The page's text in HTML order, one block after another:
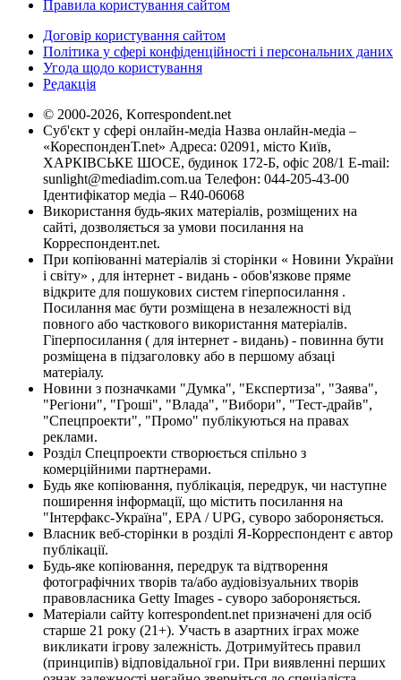
Правила користування сайтом
Договір користування сайтом
Політика у сфері конфіденційності і персональних даних
Угода щодо користування
Редакція
© 2000-2026, Korrespondent.net
Суб'єкт у сфері онлайн-медіа Назва онлайн-медіа –
«КореспонденТ.net» Адреса: 02091, місто Київ,
ХАРКІВСЬКЕ ШОСЕ, будинок 172-Б, офіс 208/1 E-mail:
sunlight@mediadim.com.ua Телефон: 044-205-43-00
Ідентифікатор медіа – R40-06068
Використання будь-яких матеріалів, розміщених на
сайті, дозволяється за умови посилання на
Корреспондент.net.
При копіюванні матеріалів зі сторінки « Новини України
і світу» , для інтернет - видань - обов'язкове пряме
відкрите для пошукових систем гіперпосилання .
Посилання має бути розміщена в незалежності від
повного або часткового використання матеріалів.
Гіперпосилання ( для інтернет - видань) - повинна бути
розміщена в підзаголовку або в першому абзаці
матеріалу.
Новини з позначками "Думка", "Експертиза", "Заява",
"Регіони", "Гроші", "Влада", "Вибори", "Тест-драйв",
"Спецпроекти", "Промо" публікуються на правах
реклами.
Розділ Спецпроекти створюється спільно з
комерційними партнерами.
Будь яке копіювання, публікація, передрук, чи наступне
поширення інформації, що містить посилання на
"Інтерфакс-Україна", EPA / UPG, суворо забороняється.
Власник веб-сторінки в розділі Я-Корреспондент є автор
публікації.
Будь-яке копіювання, передрук та відтворення
фотографічних творів та/або аудіовізуальних творів
правовласника Getty Images - суворо забороняється.
Матеріали сайту korrespondent.net призначені для осіб
старше 21 року (21+). Участь в азартних іграх може
викликати ігрову залежність. Дотримуйтесь правил
(принципів) відповідальної гри. При виявленні перших